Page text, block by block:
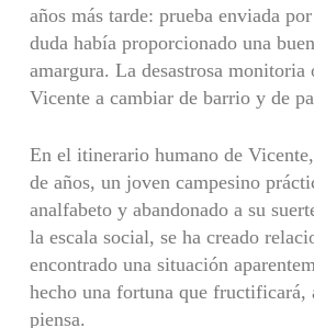
años más tarde: prueba enviada
duda había proporcionado una
amargura. La desastrosa
Vicente a cambiar de barrio y de
En el itinerario humano de
de años, un joven campesino
analfabeto y abandonado a su
la escala social, se ha creado
encontrado una situación
hecho una fortuna que fructificará,
piensa.